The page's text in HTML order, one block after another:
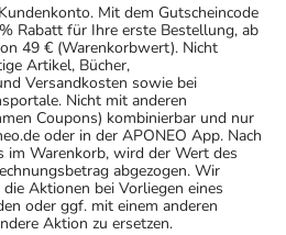
Mit dem Gutscheincode
Rabatt für Ihre erste Bestellung, ab
49 € (Warenkorbwert). Nicht
Artikel, Bücher,
Versandkosten sowie bei
Nicht mit anderen
Coupons) kombinierbar und nur
oder in der APONEO App. Nach
im Warenkorb, wird der Wert des
abgezogen. Wir
Aktionen bei Vorliegen eines
oder ggf. mit einem anderen
Aktion zu ersetzen.